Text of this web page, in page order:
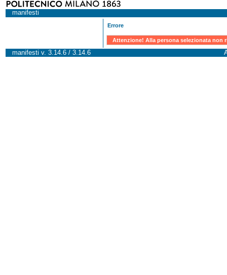
manifesti
Errore
Attenzione! Alla persona selezionata non
manifesti v. 3.14.6 / 3.14.6